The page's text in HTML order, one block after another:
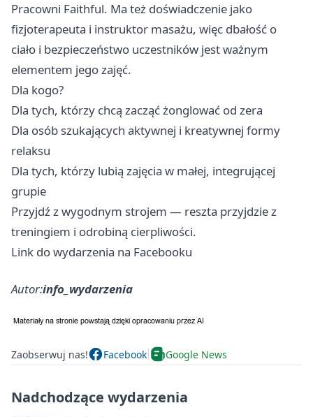
Pracowni Faithful. Ma też doświadczenie jako
fizjoterapeuta i instruktor masażu, więc dbałość o
ciało i bezpieczeństwo uczestników jest ważnym
elementem jego zajęć.
Dla kogo?
Dla tych, którzy chcą zacząć żonglować od zera
Dla osób szukających aktywnej i kreatywnej formy
relaksu
Dla tych, którzy lubią zajęcia w małej, integrującej
grupie
Przyjdź z wygodnym strojem — reszta przyjdzie z
treningiem i odrobiną cierpliwości.
Link do wydarzenia na Facebooku
Autor:info_wydarzenia
Zaobserwuj nas! Facebook Google News
Nadchodzące wydarzenia